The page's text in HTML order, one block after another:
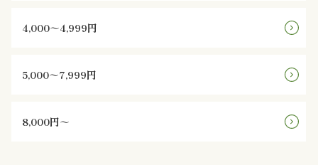
知
4,000～4,999円
5,000～7,999円
8,000円～